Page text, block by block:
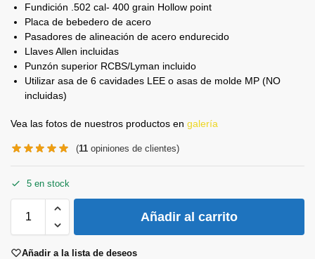
Fundición .502 cal- 400 grain Hollow point
Placa de bebedero de acero
Pasadores de alineación de acero endurecido
Llaves Allen incluidas
Punzón superior RCBS/Lyman incluido
Utilizar asa de 6 cavidades LEE o asas de molde MP (NO
incluidas)
Vea las fotos de nuestros productos en galería
(11 opiniones de clientes)
5 en stock
Añadir al carrito
Añadir a la lista de deseos